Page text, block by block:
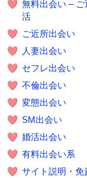
無料出会い –
活
ご近所出会い
人妻出会い
セフレ出会い
不倫出会い
変態出会い
SM出会い
婚活出会い
有料出会い系
サイト説明・免